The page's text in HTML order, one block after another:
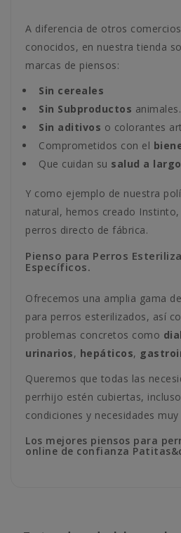
A diferencia de otros
conocidos, en nuestra tienda
marcas de piensos:
Sin cereales
Sin Subproductos animales.
Sin aditivos o colorantes
Comprometidos con el
Que cuidan su salud a
Y como ejemplo de nuestra
natural, hemos creado
perros directo de fábrica.
Pienso para Perros
Específicos.
Ofrecemos una amplia gama
para perros esterilizados, así
problemas concretos como
urinarios, hepáticos,
Queremos que todas las
perrhijo estén cubiertas,
condiciones y necesidades
Los mejores piensos para
online de confianza